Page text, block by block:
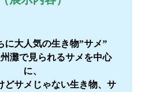
に大人気の生き物”サメ”
灘で見られるサメを中心
に、
どサメじゃない生き物、サ